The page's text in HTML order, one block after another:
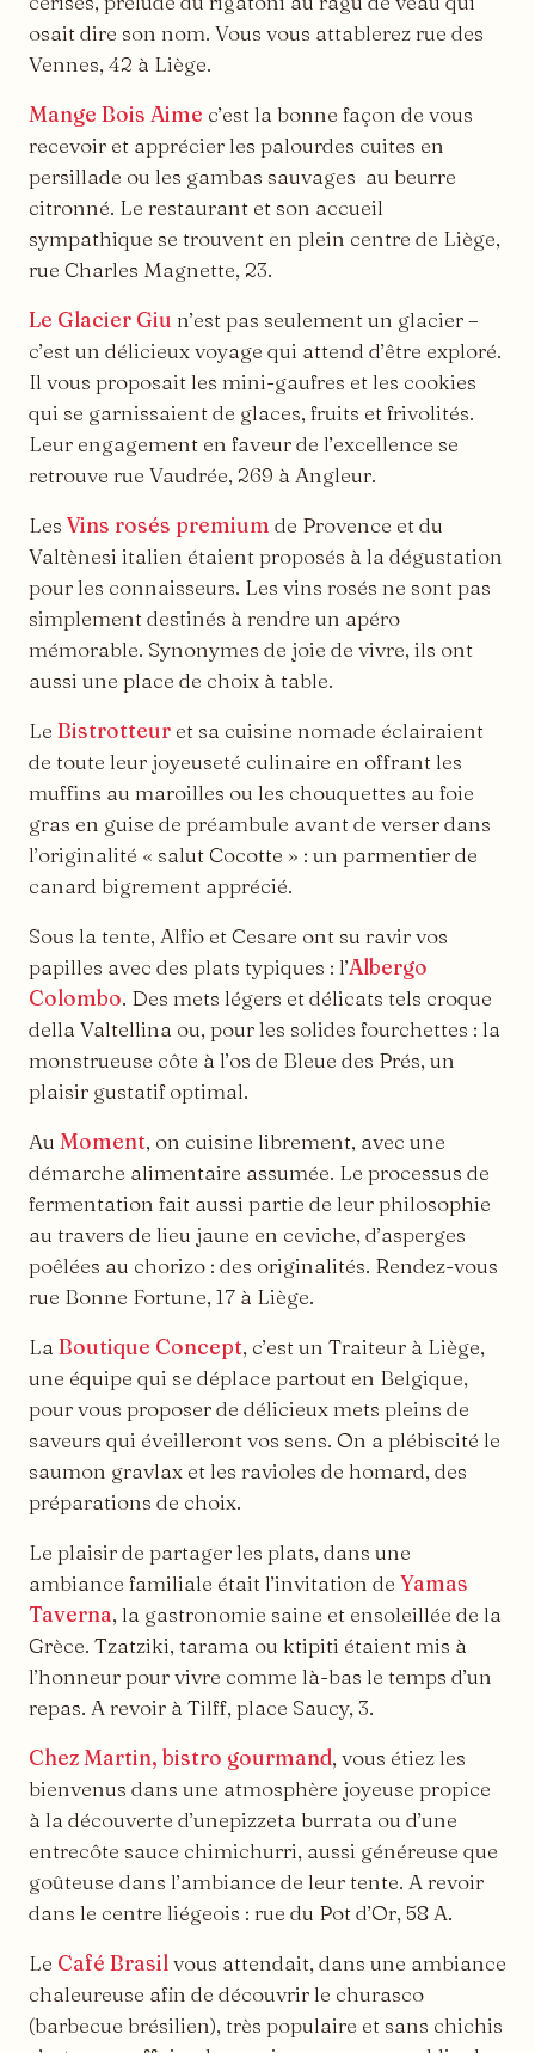
osait dire son nom. Vous vous attablerez rue des
Vennes, 42 à Liège.
Mange Bois Aime c’est la bonne façon de vous
recevoir et apprécier les palourdes cuites en
persillade ou les gambas sauvages au beurre
citronné. Le restaurant et son accueil
sympathique se trouvent en plein centre de Liège,
rue Charles Magnette, 23.
Le Glacier Giu n’est pas seulement un glacier –
c’est un délicieux voyage qui attend d’être exploré.
Il vous proposait les mini-gaufres et les cookies
qui se garnissaient de glaces, fruits et frivolités.
Leur engagement en faveur de l’excellence se
retrouve rue Vaudrée, 269 à Angleur.
Les Vins rosés premium de Provence et du
Valtènesi italien étaient proposés à la dégustation
pour les connaisseurs. Les vins rosés ne sont pas
simplement destinés à rendre un apéro
mémorable. Synonymes de joie de vivre, ils ont
aussi une place de choix à table.
Le Bistrotteur et sa cuisine nomade éclairaient
de toute leur joyeuseté culinaire en offrant les
muffins au maroilles ou les chouquettes au foie
gras en guise de préambule avant de verser dans
l’originalité « salut Cocotte » : un parmentier de
canard bigrement apprécié.
Sous la tente, Alfio et Cesare ont su ravir vos
papilles avec des plats typiques : l’Albergo
Colombo. Des mets légers et délicats tels croque
della Valtellina ou, pour les solides fourchettes : la
monstrueuse côte à l’os de Bleue des Prés, un
plaisir gustatif optimal.
Au Moment, on cuisine librement, avec une
démarche alimentaire assumée. Le processus de
fermentation fait aussi partie de leur philosophie
au travers de lieu jaune en ceviche, d’asperges
poêlées au chorizo : des originalités. Rendez-vous
rue Bonne Fortune, 17 à Liège.
La Boutique Concept, c’est un Traiteur à Liège,
une équipe qui se déplace partout en Belgique,
pour vous proposer de délicieux mets pleins de
saveurs qui éveilleront vos sens. On a plébiscité le
saumon gravlax et les ravioles de homard, des
préparations de choix.
Le plaisir de partager les plats, dans une
ambiance familiale était l’invitation de Yamas
Taverna, la gastronomie saine et ensoleillée de la
Grèce. Tzatziki, tarama ou ktipiti étaient mis à
l’honneur pour vivre comme là-bas le temps d’un
repas. A revoir à Tilff, place Saucy, 3.
Chez Martin, bistro gourmand, vous étiez les
bienvenus dans une atmosphère joyeuse propice
à la découverte d’unepizzeta burrata ou d’une
entrecôte sauce chimichurri, aussi généreuse que
goûteuse dans l’ambiance de leur tente. A revoir
dans le centre liégeois : rue du Pot d’Or, 58 A.
Le Café Brasilvous attendait, dans une ambiance
chaleureuse afin de découvrir le churasco
(barbecue brésilien), très populaire et sans chichis